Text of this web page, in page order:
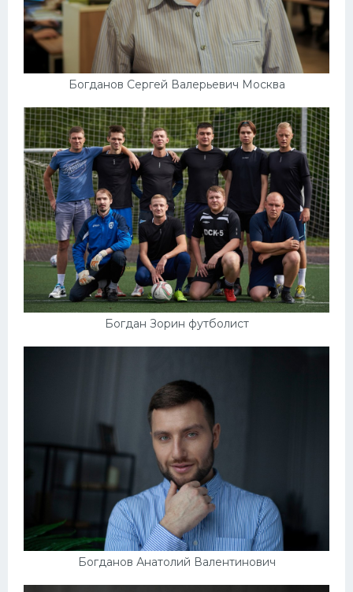
Богданов Сергей Валерьевич Москва
Богдан Зорин футболист
Богданов Анатолий Валентинович